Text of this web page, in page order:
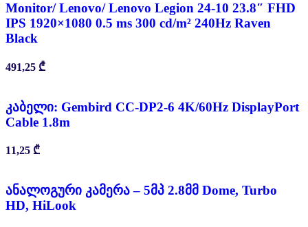
Monitor/ Lenovo/ Lenovo Legion 24-10 23.8″ FHD
IPS 1920×1080 0.5 ms 300 cd/m² 240Hz Raven
Black
491,25 ₾
კაბელი: Gembird CC-DP2-6 4K/60Hz DisplayPort
Cable 1.8m
11,25 ₾
ანალოგური კამერა – 5მპ 2.8მმ Dome, Turbo
HD, HiLook